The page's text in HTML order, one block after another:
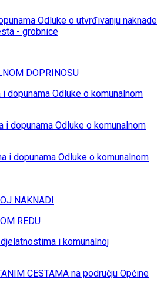
Odluke o utvrđivanju naknade
- grobnice
DOPRINOSU
dopunama Odluke o komunalnom
i dopunama Odluke o komunalnom
i dopunama Odluke o komunalnom
NAKNADI
REDU
i komunalnoj
CESTAMA na području Općine